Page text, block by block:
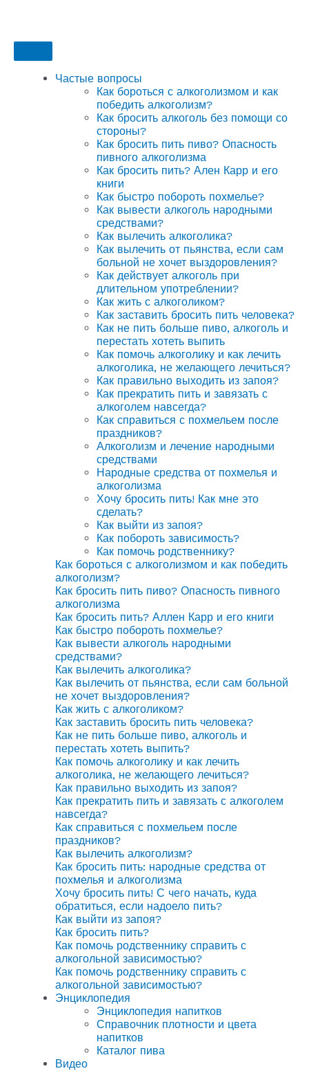
Частые вопросы
Как бороться с алкоголизмом и как
победить алкоголизм?
Как бросить алкоголь без помощи со
стороны?
Как бросить пить пиво? Опасность
пивного алкоголизма
Как бросить пить? Ален Карр и его
книги
Как быстро побороть похмелье?
Как вывести алкоголь народными
средствами?
Как вылечить алкоголика?
Как вылечить от пьянства, если сам
больной не хочет выздоровления?
Как действует алкоголь при
длительном употреблении?
Как жить с алкоголиком?
Как заставить бросить пить человека?
Как не пить больше пиво, алкоголь и
перестать хотеть выпить
Как помочь алкоголику и как лечить
алкоголика, не желающего лечиться?
Как правильно выходить из запоя?
Как прекратить пить и завязать с
алкоголем навсегда?
Как справиться с похмельем после
праздников?
Алкоголизм и лечение народными
средствами
Народные средства от похмелья и
алкоголизма
Хочу бросить пить! Как мне это
сделать?
Как выйти из запоя?
Как побороть зависимость?
Как помочь родственнику?
Как бороться с алкоголизмом и как победить
алкоголизм?
Как бросить пить пиво? Опасность пивного
алкоголизма
Как бросить пить? Аллен Карр и его книги
Как быстро побороть похмелье?
Как вывести алкоголь народными
средствами?
Как вылечить алкоголика?
Как вылечить от пьянства, если сам больной
не хочет выздоровления?
Как жить с алкоголиком?
Как заставить бросить пить человека?
Как не пить больше пиво, алкоголь и
перестать хотеть выпить?
Как помочь алкоголику и как лечить
алкоголика, не желающего лечиться?
Как правильно выходить из запоя?
Как прекратить пить и завязать с алкоголем
навсегда?
Как справиться с похмельем после
праздников?
Как вылечить алкоголизм?
Как бросить пить: народные средства от
похмелья и алкоголизма
Хочу бросить пить! С чего начать, куда
обратиться, если надоело пить?
Как выйти из запоя?
Как бросить пить?
Как помочь родственнику справить с
алкогольной зависимостью?
Как помочь родственнику справить с
алкогольной зависимостью?
Энциклопедия
Энциклопедия напитков
Справочник плотности и цвета
напитков
Каталог пива
Видео